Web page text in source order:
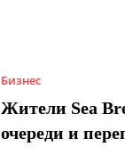
Бизнес
Жители Sea
очереди и